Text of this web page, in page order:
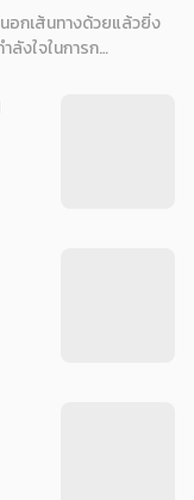
อกเส้นทางด้วยแล้วยิ่ง
ลังใจในการก…